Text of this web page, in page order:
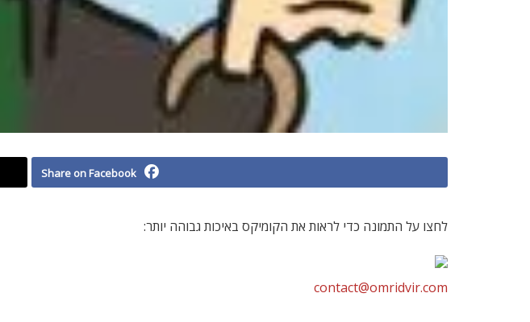
Share on Facebook
לחצו על התמונה כדי לראות את הקומיקס באיכות גבוהה יותר:
contact@omridvir.com